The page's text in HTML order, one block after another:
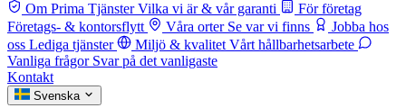
Om Prima Tjänster Vilka vi är & vår garanti
För företag
Företags- & kontorsflytt
Våra orter Se var vi finns
Jobba hos
oss Lediga tjänster Miljö & kvalitet Vårt hållbarhetsarbete
Vanliga frågor Svar på det vanligaste
Kontakt
Svenska